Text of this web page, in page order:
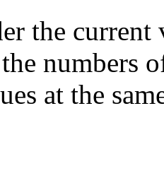
the
numbers
at the